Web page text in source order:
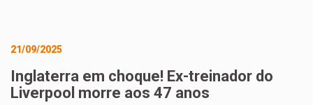
21/09/2025
Inglaterra em choque! Ex-treinador do
Liverpool morre aos 47 anos